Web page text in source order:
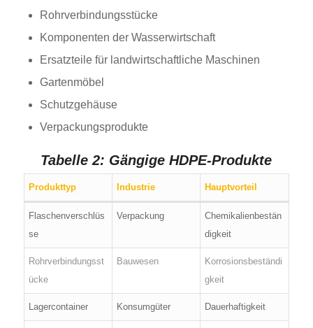
Rohrverbindungsstücke
Komponenten der Wasserwirtschaft
Ersatzteile für landwirtschaftliche Maschinen
Gartenmöbel
Schutzgehäuse
Verpackungsprodukte
Tabelle 2: Gängige HDPE-Produkte
Produkttyp Industrie Hauptvorteil
Flaschenverschlüs
se
Verpackung
Chemikalienbestän
digkeit
Rohrverbindungsst
ücke
Bauwesen
Korrosionsbeständi
gkeit
Lagercontainer Konsumgüter Dauerhaftigkeit